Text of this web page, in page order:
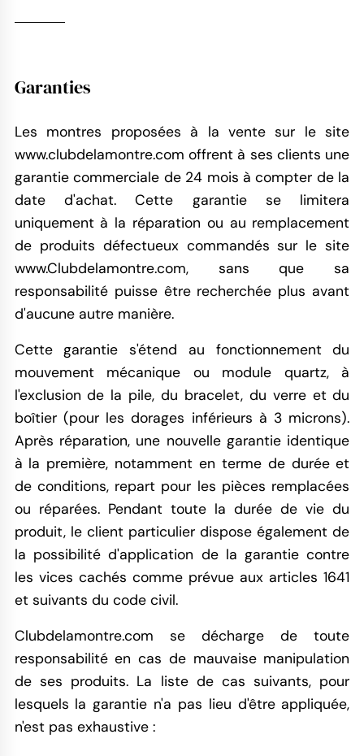
Garanties
Les montres proposées à la vente sur le site
www.clubdelamontre.com offrent à ses clients une
garantie commerciale de 24 mois à compter de la
date d'achat. Cette garantie se limitera
uniquement à la réparation ou au remplacement
de produits défectueux commandés sur le site
www.Clubdelamontre.com, sans que sa
responsabilité puisse être recherchée plus avant
d'aucune autre manière.
Cette garantie s'étend au fonctionnement du
mouvement mécanique ou module quartz, à
l'exclusion de la pile, du bracelet, du verre et du
boîtier (pour les dorages inférieurs à 3 microns).
Après réparation, une nouvelle garantie identique
à la première, notamment en terme de durée et
de conditions, repart pour les pièces remplacées
ou réparées. Pendant toute la durée de vie du
produit, le client particulier dispose également de
la possibilité d'application de la garantie contre
les vices cachés comme prévue aux articles 1641
et suivants du code civil.
Clubdelamontre.com se décharge de toute
responsabilité en cas de mauvaise manipulation
de ses produits. La liste de cas suivants, pour
lesquels la garantie n'a pas lieu d'être appliquée,
n'est pas exhaustive :